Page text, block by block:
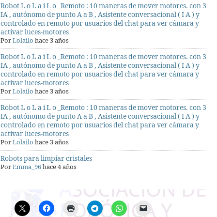
Robot L o L a i L o _Remoto : 10 maneras de mover motores. con 3
IA , autónomo de punto A a B , Asistente conversacional ( I A ) y
controlado en remoto por usuarios del chat para ver cámara y
activar luces-motores
PorLolailo hace 3 años
Robot L o L a i L o _Remoto : 10 maneras de mover motores. con 3
IA , autónomo de punto A a B , Asistente conversacional ( I A ) y
controlado en remoto por usuarios del chat para ver cámara y
activar luces-motores
PorLolailo hace 3 años
Robot L o L a i L o _Remoto : 10 maneras de mover motores. con 3
IA , autónomo de punto A a B , Asistente conversacional ( I A ) y
controlado en remoto por usuarios del chat para ver cámara y
activar luces-motores
PorLolailo hace 3 años
Robots para limpiar cristales
PorEmma_96hace 4 años